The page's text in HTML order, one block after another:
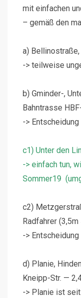
mit einfachen
– gemäß den
a)
-> teilweise
b) Gminder-,
Bahntrasse
->
c1) Unter den
-> einfach tun,
Sommer19
c2)
Radfahrer
->
d) Planie,
Kneipp-Str. —
-> Planie ist